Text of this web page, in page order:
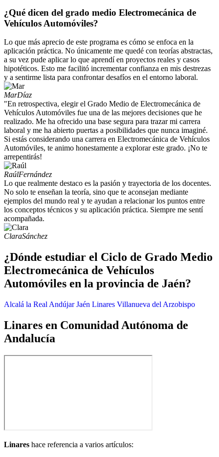
¿Qué dicen del grado medio Electromecánica de
Vehículos Automóviles?
Lo que más aprecio de este programa es cómo se enfoca en la
aplicación práctica. No únicamente me quedé con teorías abstractas,
a su vez pude aplicar lo que aprendí en proyectos reales y casos
hipotéticos. Esto me facilitó incrementar confianza en mis destrezas
y a sentirme lista para confrontar desafíos en el entorno laboral.
MarDíaz
"En retrospectiva, elegir el Grado Medio de Electromecánica de
Vehículos Automóviles fue una de las mejores decisiones que he
realizado. Me ha ofrecido una base segura para trazar mi carrera
laboral y me ha abierto puertas a posibilidades que nunca imaginé.
Si estás considerando una carrera en Electromecánica de Vehículos
Automóviles, te animo honestamente a explorar este grado. ¡No te
arrepentirás!
RaúlFernández
Lo que realmente destaco es la pasión y trayectoria de los docentes.
No solo te enseñan la teoría, sino que te aconsejan mediante
ejemplos del mundo real y te ayudan a relacionar los puntos entre
los conceptos técnicos y su aplicación práctica. Siempre me sentí
acompañada.
ClaraSánchez
¿Dónde estudiar el Ciclo de Grado Medio
Electromecánica de Vehículos
Automóviles en la provincia de Jaén?
Alcalá la Real Andújar Jaén Linares Villanueva del Arzobispo
Linares en Comunidad Autónoma de
Andalucía
Linares hace referencia a varios artículos: